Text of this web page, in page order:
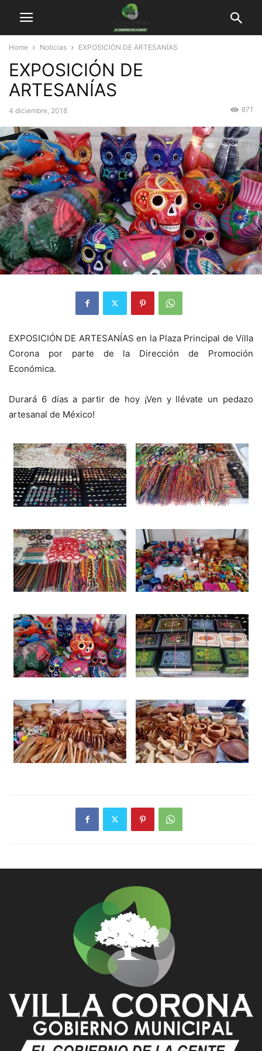
Home Noticias EXPOSICIÓN DE ARTESANÍAS
EXPOSICIÓN DE
ARTESANÍAS
4 diciembre, 2018 871
EXPOSICIÓN DE ARTESANÍAS en la Plaza Principal de Villa
Corona por parte de la Dirección de Promoción
Económica.
Durará 6 días a partir de hoy ¡Ven y llévate un pedazo
artesanal de México!